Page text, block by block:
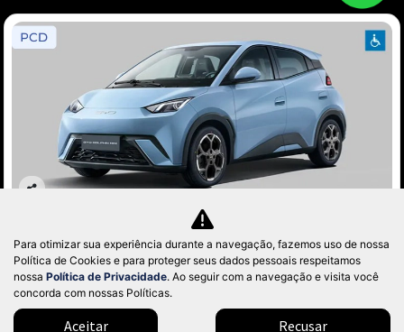
lhe
BYD
BYD DOLPHIN MINI 38 KW ELÉTRICO GL 2027
Dealer BYD - Nações Unidas
Ver Mais 1 lojas
Valor a consultar
Para otimizar sua experiência durante a navegação, fazemos uso de nossa
Política de Cookies e para proteger seus dados pessoais respeitamos
nossa Política de Privacidade. Ao seguir com a navegação e visita você
concorda com nossas Políticas.
Aceitar Recusar